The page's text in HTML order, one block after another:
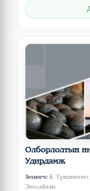
Олборлолтын
Удирдамж
Зохиогч: Б.
Энхсайхан